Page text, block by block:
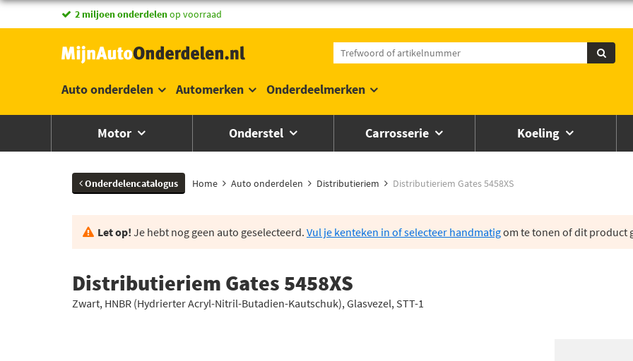
vandaag besteld,morgen in huis *
2 miljoen onderdelenop voorraad
Auto onderdelen Automerken Onderdeelmerken
Motor Onderstel Carrosserie Koeling
Onderdelencatalogus Home Auto onderdelen Distributieriem Distributieriem Gates 5458XS
Let op! Je hebt nog geen auto geselecteerd. Vul je kenteken in of selecteer handmatigom te tonen of dit product
Distributieriem Gates 5458XS
Zwart, HNBR (Hydrierter Acryl-Nitril-Butadien-Kautschuk), Glasvezel, STT-1